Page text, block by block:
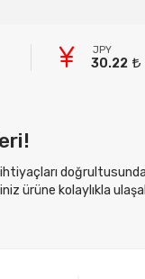
JPY
30.22
ürüne kolaylıkla